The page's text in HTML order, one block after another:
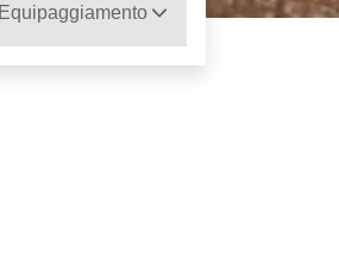
Equipaggiamento